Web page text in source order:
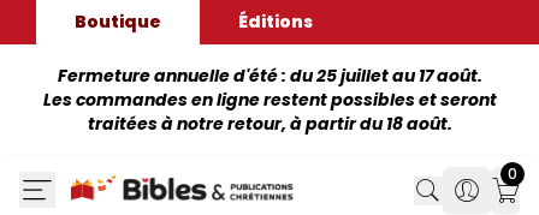
Boutique Éditions
Fermeture annuelle d'été : du 25 juillet au 17 août.
Les commandes en ligne restent possibles et seront
traitées à notre retour, à partir du 18 août.
Search
Search
0